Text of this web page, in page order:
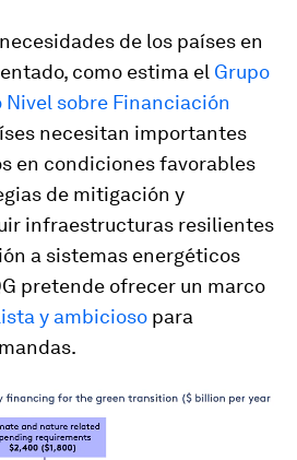
de los países en
como estima el Grupo
Nivel sobre Financiación
necesitan importantes
en condiciones favorables
de mitigación y
infraestructuras resilientes
a sistemas energéticos
pretende ofrecer un marco
y ambicioso para